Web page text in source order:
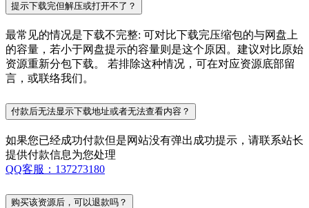
提示下载完但解压或打开不了？
最常见的情况是下载不完整: 可对比下载完压缩包的与网盘上
的容量，若小于网盘提示的容量则是这个原因。建议对比原始
资源重新分包下载。 若排除这种情况，可在对应资源底部留
言，或联络我们。
付款后无法显示下载地址或者无法查看内容？
如果您已经成功付款但是网站没有弹出成功提示，请联系站长
提供付款信息为您处理
QQ客服：137273180
购买该资源后，可以退款吗？